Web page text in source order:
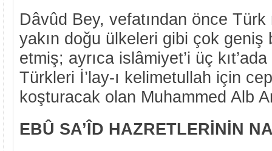
Dâvûd Bey, vefatından önce
yakın doğu ülkeleri gibi çok geniş
etmiş; ayrıca islâmiyet’i üç
Türkleri İ’lay-ı kelimetullah için
koşturacak olan Muhammed Alb
EBÛ SA’ÎD HAZRETLERİNİN